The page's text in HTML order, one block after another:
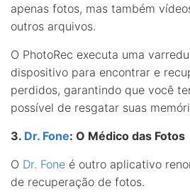
apenas fotos, mas também
outros arquivos.
O PhotoRec executa uma
dispositivo para encontrar e
perdidos, garantindo que você
possível de resgatar suas
3. Dr. Fone: O Médico das Fotos
O Dr. Fone é outro aplicativo
de recuperação de fotos.